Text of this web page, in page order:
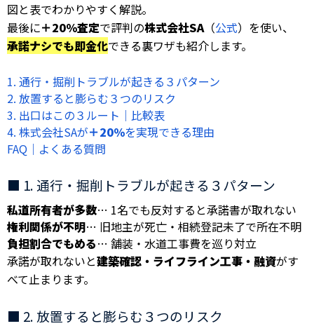
図と表でわかりやすく解説。
最後に＋20％査定で評判の株式会社SA（公式）を使い、
承諾ナシでも即金化できる裏ワザも紹介します。
1. 通行・掘削トラブルが起きる３パターン
2. 放置すると膨らむ３つのリスク
3. 出口はこの３ルート｜比較表
4. 株式会社SAが＋20％を実現できる理由
FAQ｜よくある質問
■ 1. 通行・掘削トラブルが起きる３パターン
私道所有者が多数… 1名でも反対すると承諾書が取れない
権利関係が不明… 旧地主が死亡・相続登記未了で所在不明
負担割合でもめる… 舗装・水道工事費を巡り対立
承諾が取れないと建築確認・ライフライン工事・融資がす
べて止まります。
■ 2. 放置すると膨らむ３つのリスク